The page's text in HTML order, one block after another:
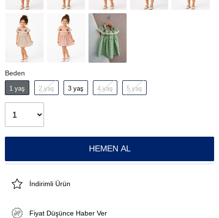
Beden
1 yaş 2 yaş 3 yaş 4 yaş 5 yaş
İndirimli Ürün
Fiyat Düşünce Haber Ver